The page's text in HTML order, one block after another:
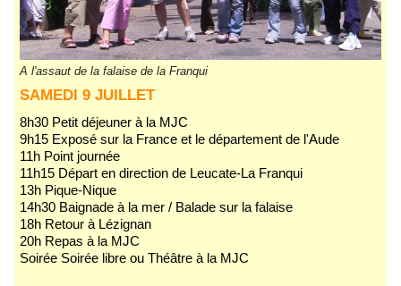
A l'assaut de la falaise de la Franqui
SAMEDI 9 JUILLET
8h30 Petit déjeuner à la MJC
9h15 Exposé sur la France et le département de l'Aude
11h Point journée
11h15 Départ en direction de Leucate-La Franqui
13h Pique-Nique
14h30 Baignade à la mer / Balade sur la falaise
18h Retour à Lézignan
20h Repas à la MJC
Soirée Soirée libre ou Théâtre à la MJC